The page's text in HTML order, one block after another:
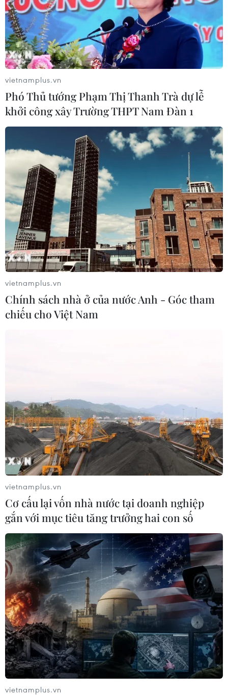
vietnamplus.vn
Phó Thủ tướng Phạm Thị Thanh Trà dự lễ
khởi công xây Trường THPT Nam Đàn 1
vietnamplus.vn
Chính sách nhà ở của nước Anh - Góc tham
chiếu cho Việt Nam
vietnamplus.vn
Cơ cấu lại vốn nhà nước tại doanh nghiệp
gắn với mục tiêu tăng trưởng hai con số
vietnamplus.vn